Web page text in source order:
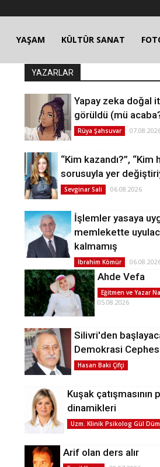
YAŞAM KÜLTÜR SANAT
YAZARLAR
Yapay zeka doğal
görüldü (mü
Rüya Şahsuvar
“Kim kazandı?”,
sorusuyla yer
Sevginar Sali 06.08.2026
İşlemler yasaya
memlekette
kalmamış
İbrahim Kömür
Ahde Vefa
Eğitmen ve Yazar
05.08.2026
Silivri'den
Demokrasi
Hasan Baki Çifçi
Kuşak
dinamikleri
Uzm. Klinik Psikolog Gül
Arif olan ders alır